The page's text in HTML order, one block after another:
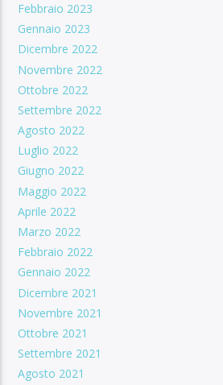
Febbraio 2023
Gennaio 2023
Dicembre 2022
Novembre 2022
Ottobre 2022
Settembre 2022
Agosto 2022
Luglio 2022
Giugno 2022
Maggio 2022
Aprile 2022
Marzo 2022
Febbraio 2022
Gennaio 2022
Dicembre 2021
Novembre 2021
Ottobre 2021
Settembre 2021
Agosto 2021